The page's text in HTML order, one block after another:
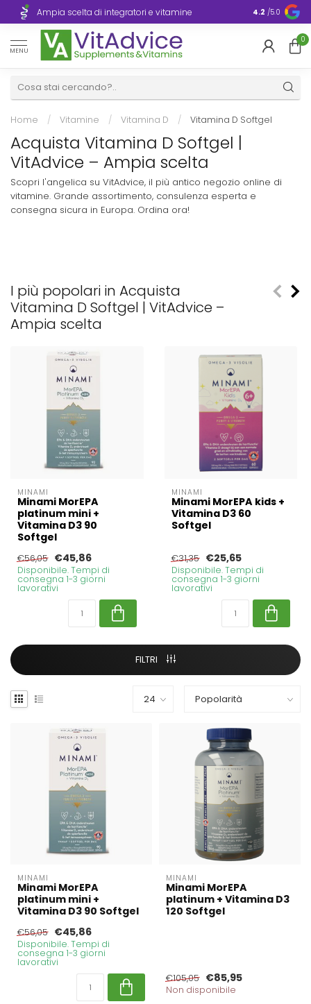
Ampia scelta di integratori e vitamine Consegna
Europa
4.2 /5.0
MENU
0
Home / Vitamine / Vitamina D / Vitamina D Softgel
Acquista Vitamina D Softgel |
VitAdvice – Ampia scelta
Scopri l'angelica su VitAdvice, il più antico negozio online di
vitamine. Grande assortimento, consulenza esperta e
consegna sicura in Europa. Ordina ora!
I più popolari in Acquista
Vitamina D Softgel | VitAdvice –
Ampia scelta
MINAMI
Minami MorEPA
platinum mini +
Vitamina D3 90
Softgel
€56,05 €45,86
Disponibile. Tempi di
consegna 1-3 giorni
lavorativi
MINAMI
Minami MorEPA kids +
Vitamina D3 60
Softgel
€31,35 €25,65
Disponibile. Tempi di
consegna 1-3 giorni
lavorativi
FILTRI
MINAMI
Minami MorEPA
platinum mini +
Vitamina D3 90 Softgel
€56,05 €45,86
Disponibile. Tempi di
consegna 1-3 giorni
lavorativi
MINAMI
Minami MorEPA
platinum + Vitamina D3
120 Softgel
€105,05 €85,95
Non disponibile